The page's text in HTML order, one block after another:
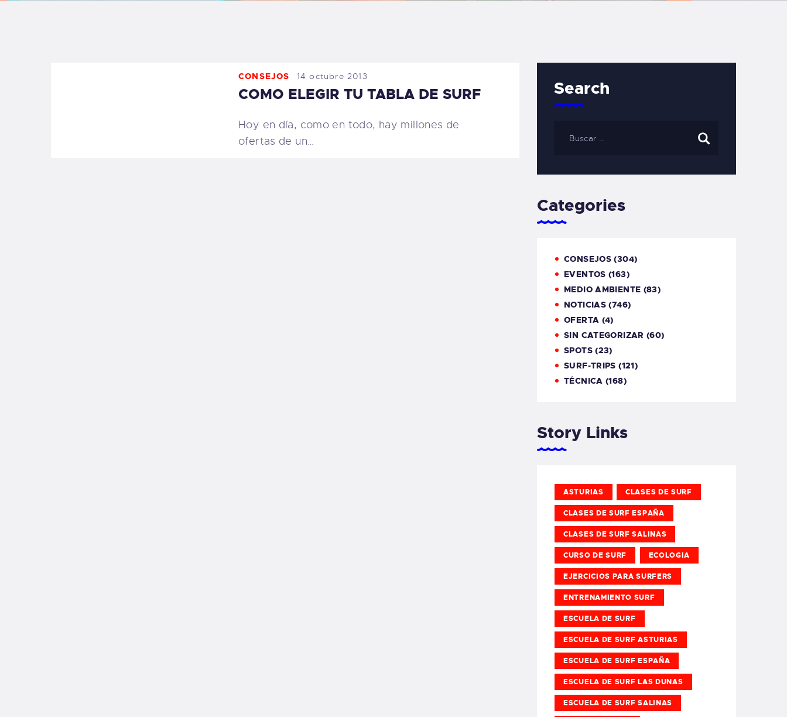
CONTACTO
CARRITO
CONSEJOS 14 octubre 2013
COMO ELEGIR TU TABLA DE SURF
Hoy en día, como en todo, hay millones de
ofertas de un…
Search
Categories
CONSEJOS (304)
EVENTOS (163)
MEDIO AMBIENTE (83)
NOTICIAS (746)
OFERTA (4)
SIN CATEGORIZAR (60)
SPOTS(23)
SURF-TRIPS (121)
TÉCNICA (168)
Story Links
ASTURIAS CLASES DE SURF
CLASES DE SURF ESPAÑA
CLASES DE SURF SALINAS
CURSO DE SURF ECOLOGIA
EJERCICIOS PARA SURFERS
ENTRENAMIENTO SURF
ESCUELA DE SURF
ESCUELA DE SURF ASTURIAS
ESCUELA DE SURF ESPAÑA
ESCUELA DE SURF LAS DUNAS
ESCUELA DE SURF SALINAS